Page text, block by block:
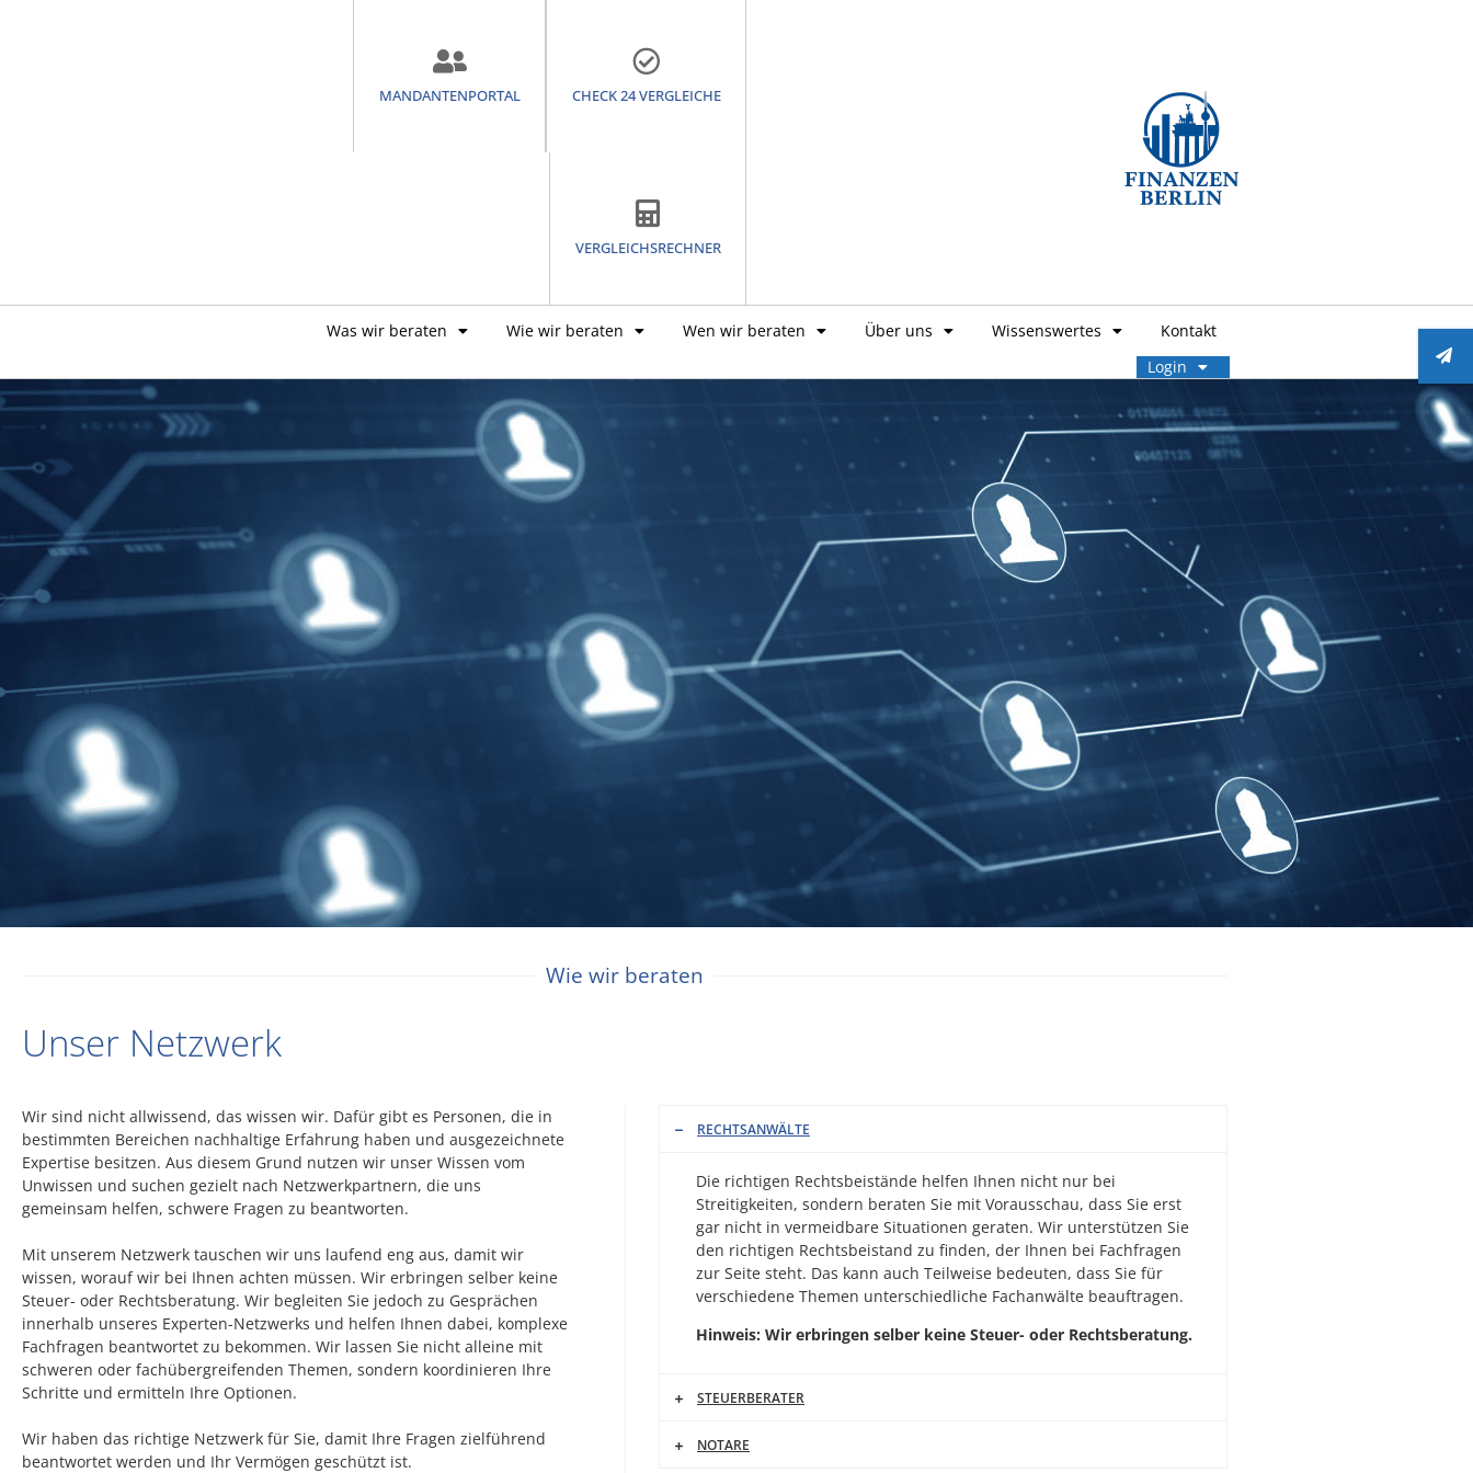
MANDANTENPORTAL CHECK 24 VERGLEICHE
VERGLEICHSRECHNER
Was wir beraten Wie wir beraten Wen wir beraten Über uns Wissenswertes
Kontakt
Login
Wie wir beraten
Unser Netzwerk
Wir sind nicht allwissend, das wissen wir. Dafür gibt es Personen, die in
bestimmten Bereichen nachhaltige Erfahrung haben und ausgezeichnete
Expertise besitzen. Aus diesem Grund nutzen wir unser Wissen vom
Unwissen und suchen gezielt nach Netzwerkpartnern, die uns
gemeinsam helfen, schwere Fragen zu beantworten.
Mit unserem Netzwerk tauschen wir uns laufend eng aus, damit wir
wissen, worauf wir bei Ihnen achten müssen. Wir erbringen selber keine
Steuer- oder Rechtsberatung. Wir begleiten Sie jedoch zu Gesprächen
innerhalb unseres Experten-Netzwerks und helfen Ihnen dabei, komplexe
Fachfragen beantwortet zu bekommen. Wir lassen Sie nicht alleine mit
schweren oder fachübergreifenden Themen, sondern koordinieren Ihre
Schritte und ermitteln Ihre Optionen.
Wir haben das richtige Netzwerk für Sie, damit Ihre Fragen zielführend
beantwortet werden und Ihr Vermögen geschützt ist.
RECHTSANWÄLTE
Die richtigen Rechtsbeistände helfen Ihnen nicht nur bei
Streitigkeiten, sondern beraten Sie mit Vorausschau, dass Sie erst
gar nicht in vermeidbare Situationen geraten. Wir unterstützen Sie
den richtigen Rechtsbeistand zu finden, der Ihnen bei Fachfragen
zur Seite steht. Das kann auch Teilweise bedeuten, dass Sie für
verschiedene Themen unterschiedliche Fachanwälte beauftragen.
Hinweis: Wir erbringen selber keine Steuer- oder Rechtsberatung.
STEUERBERATER
NOTARE